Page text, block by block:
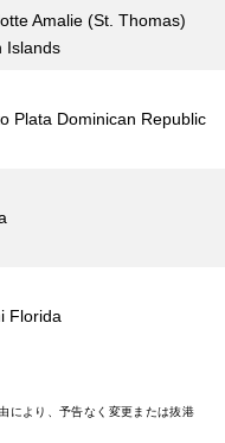
Amalie (St. Thomas)
Islands
Plata Dominican Republic
Florida
により、予告なく変更または抜港